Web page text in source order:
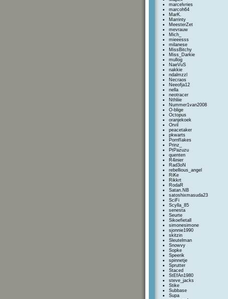
marcelvries
marcoh64
MarK.
Marrinty
MeesterZet
mevrauw
Mich_
mieeesss
milanese
MissBitchy
Miss_Darkie
mullog
NaeVuS
nakkie
ndalmzzl
Necraos
Neeofja12
nella
neotracer
Nthliie
Nummer1van2008
O-blige
Octopus
oranjekoek
Orvil
peacetaker
pkwarts
PornfIakes
Prinz_
PtPazuzu
quenten
R4inier
Rad3oN
rebellious_angel
RiKe
Rikkrt
RodaR
Satan.NB
satoshixmasuda23
SciFi
Scylla_85
senesta
Seurte
Sikoefietall
simonesimone
sjonnie1990
skitzin
Sleutelman
Snowvy
Sopke
Speerik
spinnetje
Sprutter
Staced
StEfAn1980
steve_jacks
Stike
Subbase
Supa